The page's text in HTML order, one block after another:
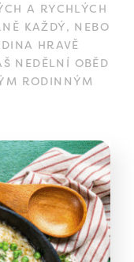
A RYCHLÝCH
KAŽDÝ, NEBO
HRAVĚ
NEDĚLNÍ OBĚD
RODINNÝM